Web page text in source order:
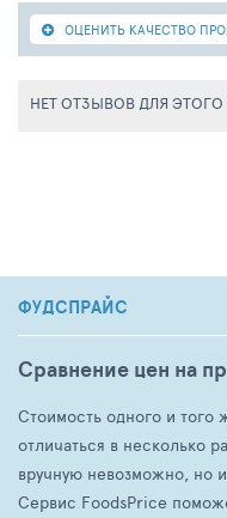
ОЦЕНИТЬ КАЧЕСТВО
НЕТ ОТЗЫВОВ ДЛЯ
ФУДСПРАЙС
Сравнение цен на
Стоимость одного и того
отличаться в несколько
вручную невозможно, но
Сервис FoodsPrice